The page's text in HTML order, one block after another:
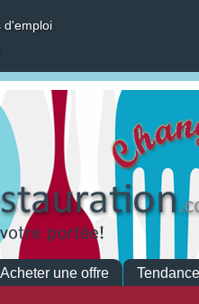
d'emploi
Acheter une offre